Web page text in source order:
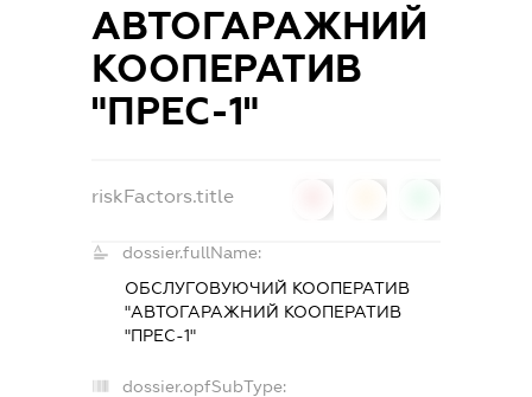
АВТОГАРАЖНИЙ
КООПЕРАТИВ
"ПРЕС-1"
riskFactors.title
dossier.fullName:
ОБСЛУГОВУЮЧИЙ КООПЕРАТИВ
"АВТОГАРАЖНИЙ КООПЕРАТИВ
"ПРЕС-1"
dossier.opfSubType: